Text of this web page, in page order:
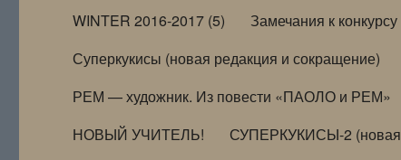
WINTER 2016-2017 (5)
Замечания к
Суперкукисы (новая редакция и сокращение)
РЕМ — художник. Из повести «ПАОЛО и РЕМ»
НОВЫЙ УЧИТЕЛЬ!
СУПЕРКУКИСЫ-2 (новая